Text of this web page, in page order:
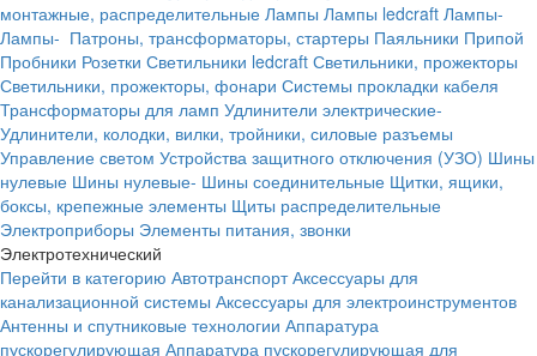
монтажные, распределительные Лампы Лампы ledcraft Лампы-
Лампы- Патроны, трансформаторы, стартеры Паяльники Припой
Пробники Розетки Светильники ledcraft Светильники, прожекторы
Светильники, прожекторы, фонари Системы прокладки кабеля
Трансформаторы для ламп Удлинители электрические-
Удлинители, колодки, вилки, тройники, силовые разъемы
Управление светом Устройства защитного отключения (УЗО) Шины
нулевые Шины нулевые- Шины соединительные Щитки, ящики,
боксы, крепежные элементы Щиты распределительные
Электроприборы Элементы питания, звонки
Электротехнический
Перейти в категорию Автотранспорт Аксессуары для
канализационной системы Аксессуары для электроинструментов
Антенны и спутниковые технологии Аппаратура
пускорегулирующая Аппаратура пускорегулирующая для